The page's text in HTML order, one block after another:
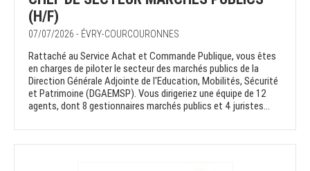
(H/F)
07/07/2026 - ÉVRY-COURCOURONNES
Rattaché au Service Achat et Commande Publique, vous êtes
en charges de piloter le secteur des marchés publics de la
Direction Générale Adjointe de l'Education, Mobilités, Sécurité
et Patrimoine (DGAEMSP). Vous dirigeriez une équipe de 12
agents, dont 8 gestionnaires marchés publics et 4 juristes...